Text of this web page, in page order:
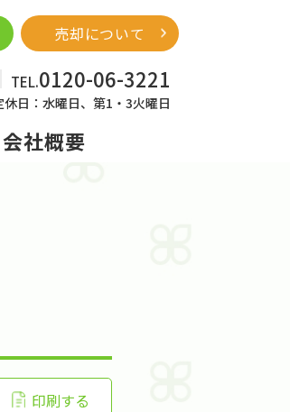
TEL.0120-06-3221
休日：水曜日、第1・3火曜日
売却について
会社概要
印刷する